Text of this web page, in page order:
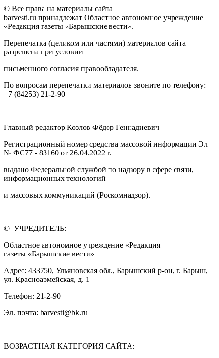
© Все права на материалы сайта
barvesti.ru принадлежат Областное автономное учреждение
«Редакция газеты «Барышские вести».
Перепечатка (целиком или частями) материалов сайта
разрешена при условии
письменного согласия правообладателя.
По вопросам перепечатки материалов звоните по телефону:
+7 (84253) 21-2-90.
Главный редактор Козлов Фёдор Геннадиевич
Регистрационный номер средства массовой информации Эл
№ ФС77 - 83160 от 26.04.2022 г.
выдано Федеральной службой по надзору в сфере связи,
информационных технологий
и массовых коммуникаций (Роскомнадзор).
© УЧРЕДИТЕЛЬ:
Областное автономное учреждение «Редакция
газеты «Барышские вести»
Адрес: 433750, Ульяновская обл., Барышский р-он, г. Барыш,
ул. Красноармейская, д. 1
Телефон: 21-2-90
Эл. почта: barvesti@bk.ru
ВОЗРАСТНАЯ КАТЕГОРИЯ САЙТА: